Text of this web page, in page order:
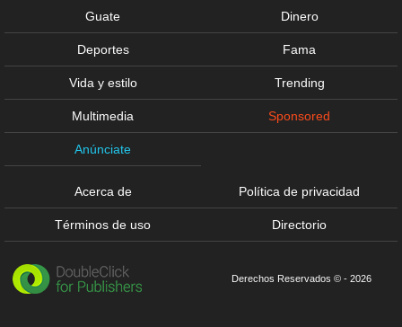
Guate Dinero
Deportes Fama
Vida y estilo Trending
Multimedia Sponsored
Anúnciate
Acerca de Política de privacidad
Términos de uso Directorio
Derechos Reservados © - 2026